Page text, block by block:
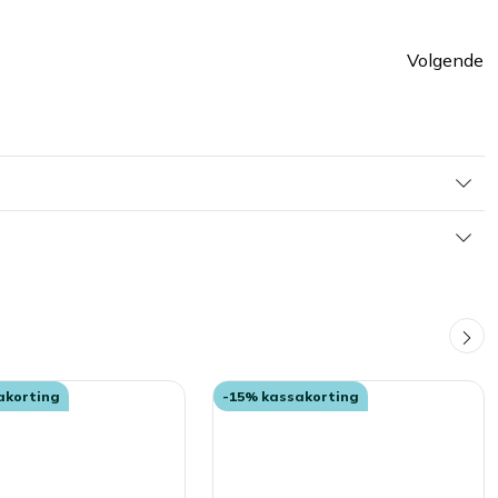
Volgende
-15% kassakorting